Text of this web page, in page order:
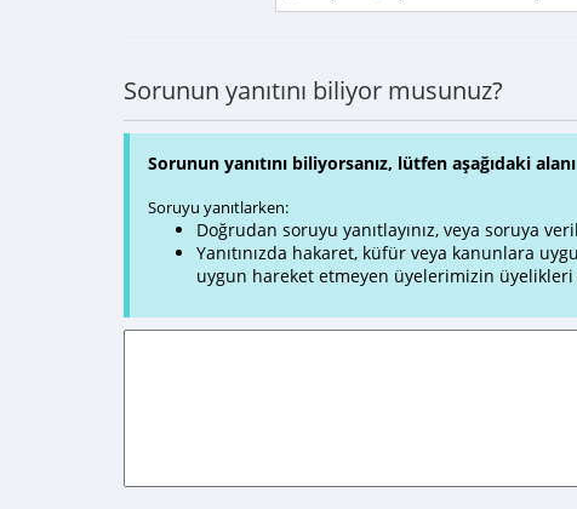
Sorunun yanıtını biliyor musunuz?
Sorunun yanıtını biliyorsanız, lütfen aşağıdaki
Soruyu yanıtlarken:
Doğrudan soruyu yanıtlayınız, veya soruya
Yanıtınızda hakaret, küfür veya kanunlara
uygun hareket etmeyen üyelerimizin